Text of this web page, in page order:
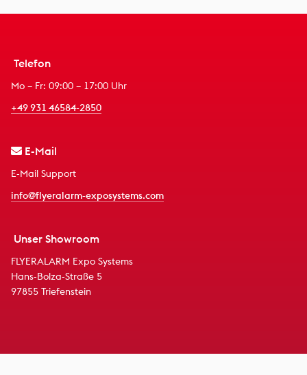
Telefon
Mo – Fr: 09:00 – 17:00 Uhr
+49 931 46584-2850
E-Mail
E-Mail Support
info@flyeralarm-exposystems.com
Unser Showroom
FLYERALARM Expo Systems
Hans-Bolza-Straße 5
97855 Triefenstein